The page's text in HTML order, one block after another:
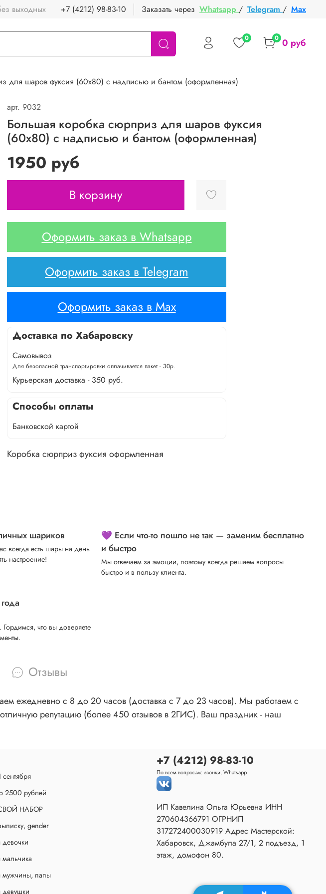
выходных +7 (4212) 98-83-10 Заказать через Whatsapp / Telegram / Max
0 0 0 руб
для шаров фуксия (60х80) с надписью и бантом (оформленная)
арт. 9032
Большая коробка сюрприз для шаров фуксия
(60х80) с надписью и бантом (оформленная)
1950 руб
В корзину
Оформить заказ в Whatsapp
Оформить заказ в Telegram
Оформить заказ в Max
Доставка по Хабаровску
Самовывоз
Для безопасной транспортировки оплачивается пакет - 30р.
Курьерская доставка - 350 руб.
Способы оплаты
Банковской картой
Коробка сюрприз фуксия оформленная
шариков
всегда есть шары на день
настроение!
💜 Если что-то пошло не так — заменим бесплатно
и быстро
Мы отвечаем за эмоции, поэтому всегда решаем вопросы
быстро и в пользу клиента.
что вы доверяете
Отзывы
ежедневно с 8 до 20 часов (доставка с 7 до 23 часов). Мы работаем с
репутацию (более 450 отзывов в 2ГИС). Ваш праздник - наш
2500 рублей
НАБОР
gender
папы
+7 (4212) 98-83-10
По всем вопросам: звонки, Whatsapp
ИП Кавелина Ольга Юрьевна ИНН
270604366791 ОГРНИП
317272400030919 Адрес Мастерской:
Хабаровск, Джамбула 27/1, 2 подъезд, 1
этаж, домофон 80.